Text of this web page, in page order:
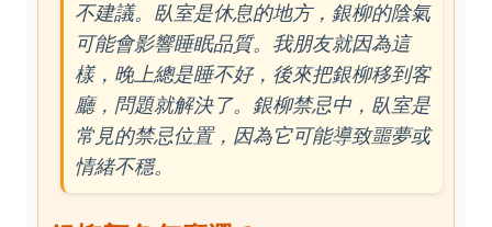
不建議。臥室是休息的地方，銀柳的陰氣
可能會影響睡眠品質。我朋友就因為這
樣，晚上總是睡不好，後來把銀柳移到客
廳，問題就解決了。銀柳禁忌中，臥室是
常見的禁忌位置，因為它可能導致噩夢或
情緒不穩。